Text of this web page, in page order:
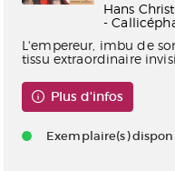
Hans
-
L'empereur, imbu de
tissu extraordinaire
Plus d'infos
Exemplaire(s)